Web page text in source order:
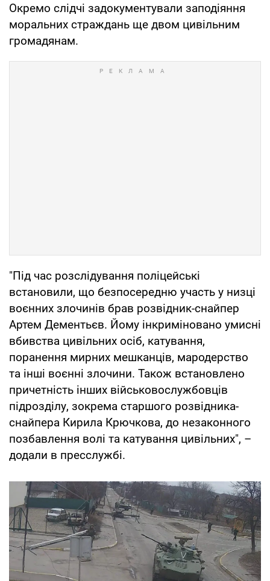
Окремо слідчі задокументували заподіяння
моральних страждань ще двом цивільним
громадянам.
"Під час розслідування поліцейські
встановили, що безпосередню участь у низці
воєнних злочинів брав розвідник-снайпер
Артем Дементьєв. Йому інкриміновано умисні
вбивства цивільних осіб, катування,
поранення мирних мешканців, мародерство
та інші воєнні злочини. Також встановлено
причетність інших військовослужбовців
підрозділу, зокрема старшого розвідника-
снайпера Кирила Крючкова, до незаконного
позбавлення волі та катування цивільних", –
додали в пресслужбі.